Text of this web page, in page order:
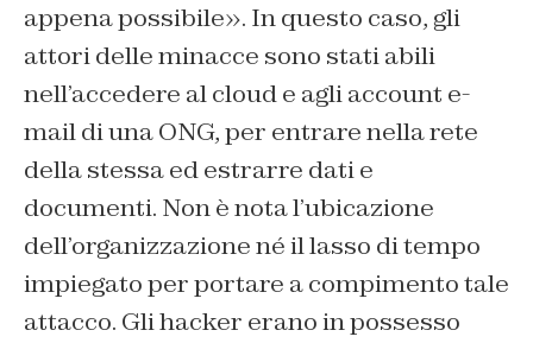
appena possibile». In questo caso, gli
attori delle minacce sono stati abili
nell’accedere al cloud e agli account e-
mail di una ONG, per entrare nella rete
della stessa ed estrarre dati e
documenti. Non è nota l’ubicazione
dell’organizzazione né il lasso di tempo
impiegato per portare a compimento tale
attacco. Gli hacker erano in possesso